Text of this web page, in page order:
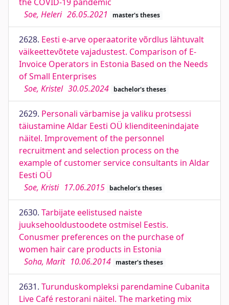
Soe, Heleri 26.05.2021 master's theses
2628. Eesti e-arve operaatorite võrdlus lähtuvalt
väikeettevõtete vajadustest. Comparison of E-
Invoice Operators in Estonia Based on the Needs
of Small Enterprises
Soe, Kristel 30.05.2024 bachelor's theses
2629. Personali värbamise ja valiku protsessi
täiustamine Aldar Eesti OÜ klienditeenindajate
näitel. Improvement of the personnel
recruitment and selection process on the
example of customer service consultants in Aldar
Eesti OÜ
Soe, Kristi 17.06.2015 bachelor's theses
2630. Tarbijate eelistused naiste
juuksehooldustoodete ostmisel Eestis.
Conusmer preferences on the purchase of
women hair care products in Estonia
Soha, Marit 10.06.2014 master's theses
2631. Turunduskompleksi parendamine Cubanita
Live Café restorani näitel. The marketing mix